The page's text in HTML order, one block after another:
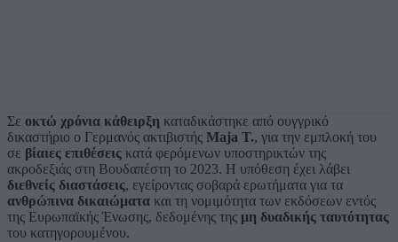
Σε οκτώ χρόνια κάθειρξη καταδικάστηκε από ουγγρικό
δικαστήριο ο Γερμανός ακτιβιστής Maja T., για την εμπλοκή του
σε βίαιες επιθέσεις κατά φερόμενων υποστηρικτών της
ακροδεξιάς στη Βουδαπέστη το 2023. Η υπόθεση έχει λάβει
διεθνείς διαστάσεις, εγείροντας σοβαρά ερωτήματα για τα
ανθρώπινα δικαιώματα και τη νομιμότητα των εκδόσεων εντός
της Ευρωπαϊκής Ένωσης, δεδομένης της μη δυαδικής ταυτότητας
του κατηγορουμένου.